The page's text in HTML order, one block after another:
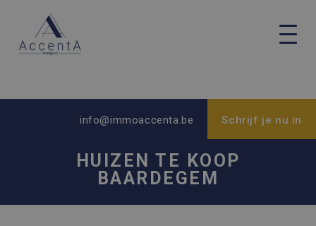
info@immoaccenta.be Schrijf je nu in
HUIZEN TE KOOP
BAARDEGEM